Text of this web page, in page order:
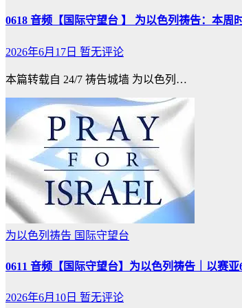
0618 音频【国际守望台 】 为以色列祷告：本周
2026年6月17日 暂无评论
本篇转载自 24/7 祷告城墙 为以色列…
为以色列祷告 国际守望台
0611 音频【国际守望台】为以色列祷告｜以赛
2026年6月10日 暂无评论